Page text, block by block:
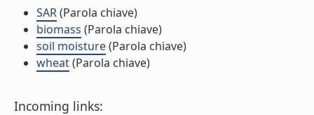
SAR(Parola chiave)
biomass (Parola chiave)
soil moisture(Parola chiave)
wheat(Parola chiave)
Incoming links: